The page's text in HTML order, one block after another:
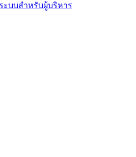
ะบบสำหรับผู้บริหาร